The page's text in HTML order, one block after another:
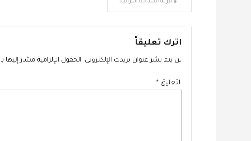
المقالات
قرية الساحة التراثية
اترك تعليقاً
لن يتم نشر عنوان بريدك الإلكتروني. الحقول الإلزامية مشار إليها بـ
التعليق *